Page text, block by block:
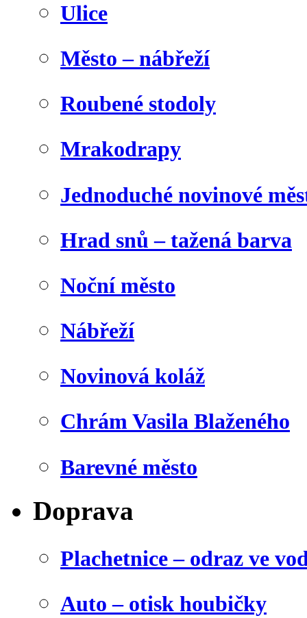
Ulice
Město – nábřeží
Roubené stodoly
Mrakodrapy
Jednoduché novinové
Hrad snů – tažená barva
Noční město
Nábřeží
Novinová koláž
Chrám Vasila Blaženého
Barevné město
Doprava
Plachetnice – odraz ve
Auto – otisk houbičky